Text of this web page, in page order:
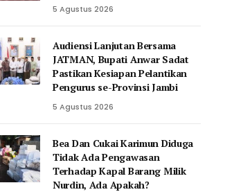
5 Agustus 2026
Audiensi Lanjutan Bersama
JATMAN, Bupati Anwar Sadat
Pastikan Kesiapan Pelantikan
Pengurus se-Provinsi Jambi
5 Agustus 2026
Bea Dan Cukai Karimun Diduga
Tidak Ada Pengawasan
Terhadap Kapal Barang Milik
Nurdin, Ada Apakah?